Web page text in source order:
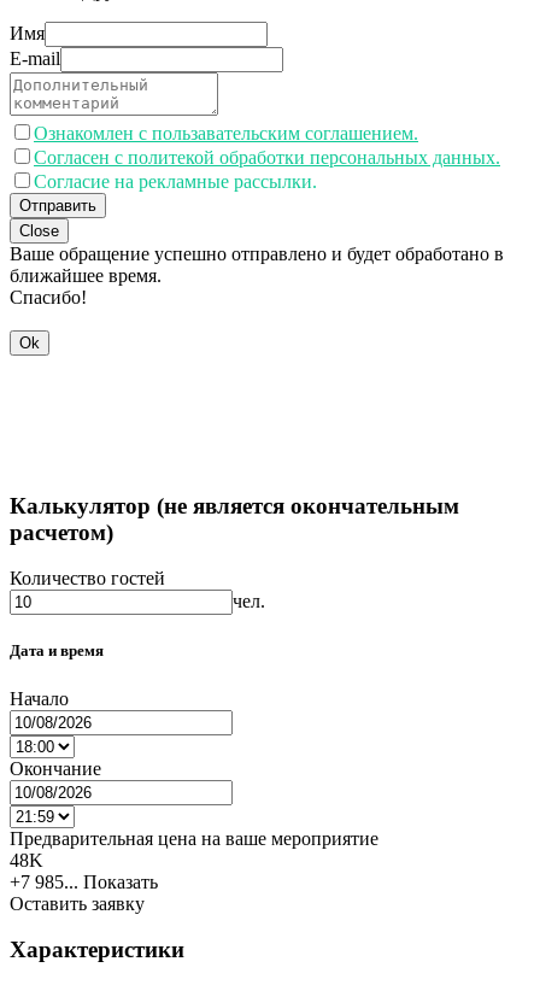
Имя
E-mail
Ознакомлен с пользавательским соглашением.
Согласен с политекой обработки персональных данных.
Согласие на рекламные рассылки.
Отправить
Close
Ваше обращение успешно отправлено и будет обработано в
ближайшее время.
Спасибо!
Ok
Калькулятор (не является окончательным
расчетом)
Количество гостей
чел.
Дата и время
Начало
Окончание
Предварительная цена на ваше мероприятие
48K
+7 985... Показать
Оставить заявку
Характеристики